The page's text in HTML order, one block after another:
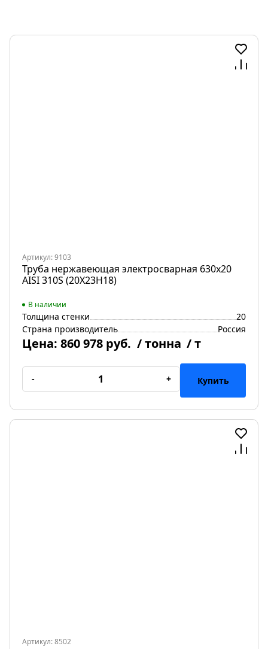
Артикул: 9103
Труба нержавеющая электросварная 630х20
AISI 310S (20Х23Н18)
В наличии
Толщина стенки
20
Страна производитель
Россия
Цена: 860 978 руб. / тонна / т
- + Купить
Артикул: 8502